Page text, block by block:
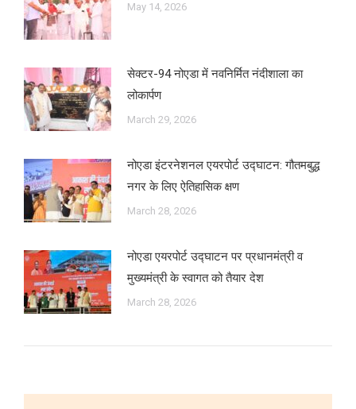
May 14, 2026
सेक्टर-94 नोएडा में नवनिर्मित नंदीशाला का
लोकार्पण
March 29, 2026
नोएडा इंटरनेशनल एयरपोर्ट उद्घाटन: गौतमबुद्ध
नगर के लिए ऐतिहासिक क्षण
March 28, 2026
नोएडा एयरपोर्ट उद्घाटन पर प्रधानमंत्री व
मुख्यमंत्री के स्वागत को तैयार देश
March 28, 2026